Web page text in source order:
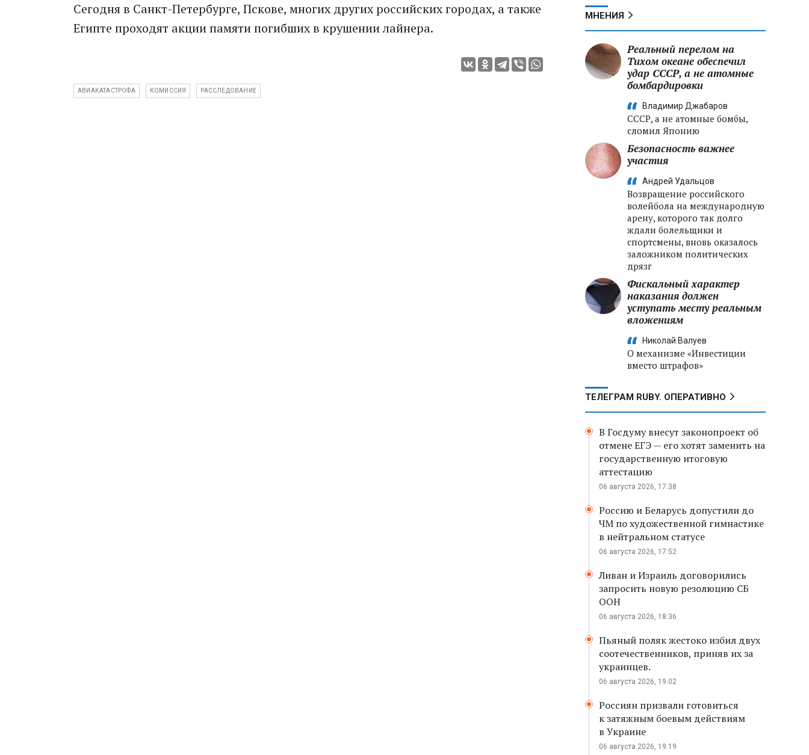
Сегодня в Санкт-Петербурге, Пскове, многих других российских городах, а также
Египте проходят акции памяти погибших в крушении лайнера.
АВИАКАТАСТРОФА КОМИССИЯ РАССЛЕДОВАНИЕ
МНЕНИЯ
Реальный перелом на
Тихом океане обеспечил
удар СССР, а не атомные
бомбардировки
Владимир Джабаров
СССР, а не атомные бомбы,
сломил Японию
Безопасность важнее
участия
Андрей Удальцов
Возвращение российского
волейбола на международную
арену, которого так долго
ждали болельщики и
спортсмены, вновь оказалось
заложником политических
дрязг
Фискальный характер
наказания должен
уступать месту реальным
вложениям
Николай Валуев
О механизме «Инвестиции
вместо штрафов»
ТЕЛЕГРАМ RUBY. ОПЕРАТИВНО
В Госдуму внесут законопроект об
отмене ЕГЭ — его хотят заменить на
государственную итоговую
аттестацию
06 августа 2026, 17:38
Россию и Беларусь допустили до
ЧМ по художественной гимнастике
в нейтральном статусе
06 августа 2026, 17:52
Ливан и Израиль договорились
запросить новую резолюцию СБ
ООН
06 августа 2026, 18:36
Пьяный поляк жестоко избил двух
соотечественников, приняв их за
украинцев.
06 августа 2026, 19:02
Россиян призвали готовиться
к затяжным боевым действиям
в Украине
06 августа 2026, 19:19